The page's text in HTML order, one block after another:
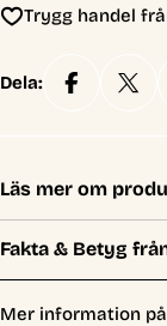
Trygg handel
Dela:
Läs mer om
Fakta & Betyg
Mer information